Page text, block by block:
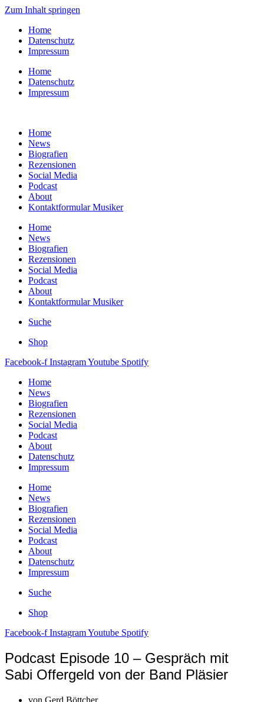
Zum Inhalt springen
Home
Datenschutz
Impressum
Home
Datenschutz
Impressum
Home
News
Biografien
Rezensionen
Social Media
Podcast
About
Kontaktformular Musiker
Home
News
Biografien
Rezensionen
Social Media
Podcast
About
Kontaktformular Musiker
Suche
Shop
Facebook-f InstagramYoutube Spotify
Home
News
Biografien
Rezensionen
Social Media
Podcast
About
Datenschutz
Impressum
Home
News
Biografien
Rezensionen
Social Media
Podcast
About
Datenschutz
Impressum
Suche
Shop
Facebook-f InstagramYoutube Spotify
Podcast Episode 10 – Gespräch mit
Sabi Offergeld von der Band Pläsier
von Gerd Böttcher